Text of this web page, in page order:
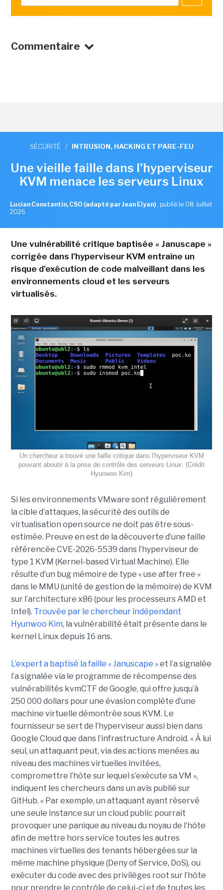
Commentaire
SÉCURITÉ / INTRUSION, HACKING ET PARE-FEU
Une vieille faille dans l'hyperviseur
KVM menace les serveurs Linux
Lucian Constantin, CSO (adapté par Jean Elyan) , publié le 08 Juillet
2026
Une vulnérabilité critique baptisée « Januscape »
corrigée dans l'hyperviseur KVM entraîne un
risque d'exécution de code malveillant dans les
environnements cloud et les serveurs
virtualisés.
Un chercheur a trouvé une faille critique dans l'hyperviseur KVM
pouvant aboutir à la prise de contrôle des serveurs Linux. (Crédit
Hyunwoo Kim)
Si les environnements VMware sont régulièrement
la cible d’attaques, la sécurité des outils de
virtualisation open source ne doit pas être sous-
estimée. Preuve en est de la découverte d’une faille
référencée CVE-2026-5539 dans l’hyperviseur de
type 1 KVM (Kernel-based Virtual Machine). Elle
résulte d’un bug mémoire de type « use after free »
dans le MMU (unité de gestion de la mémoire) de KVM
sur l’architecture x86 (pour les processeurs AMD et
Intel). Trouvée par le chercheur indépendant
Hyunwoo Kim, la vulnérabilité était présente dans le
kernel Linux depuis 16 ans.
L’expert a baptisé la faille « Januscape »et l’a signalée
l’a signalée via le programme de récompense des
vulnérabilités kvmCTF de Google, qui offre jusqu’à
250 000 dollars pour une évasion complète d’une
machine virtuelle démontrée sous KVM. Le
fournisseur se sert de l’hyperviseur aussi bien dans
Google Cloud que dans l’infrastructure Android. « À lui
seul, un attaquant peut, via des actions menées au
niveau des machines virtuelles invitées,
compromettre l’hôte sur lequel s’exécute sa VM »,
indiquent les chercheurs dans un avis publié sur
GitHub. « Par exemple, un attaquant ayant réservé
une seule instance sur un cloud public pourrait
provoquer une panique au niveau du noyau de l’hôte
afin de mettre hors service toutes les autres
machines virtuelles des tenants hébergées sur la
même machine physique (Deny of Service, DoS), ou
exécuter du code avec des privilèges root sur l’hôte
pour prendre le contrôle de celui-ci et de toutes les